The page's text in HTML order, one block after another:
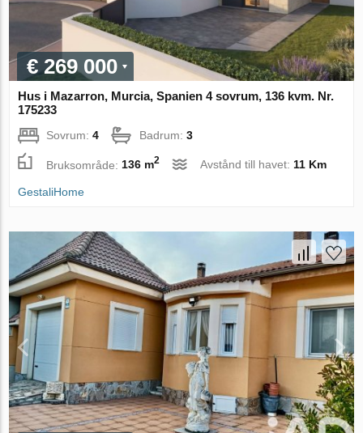
€ 269 000
Hus i Mazarron, Murcia, Spanien 4 sovrum, 136 kvm. Nr.
175233
Sovrum:4 Badrum:3
Bruksområde:136 m2 Avstånd till havet:11 Km
GestaliHome